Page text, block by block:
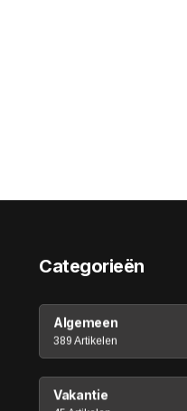
Categorieën
Algemeen
389 Artikelen
Vakantie